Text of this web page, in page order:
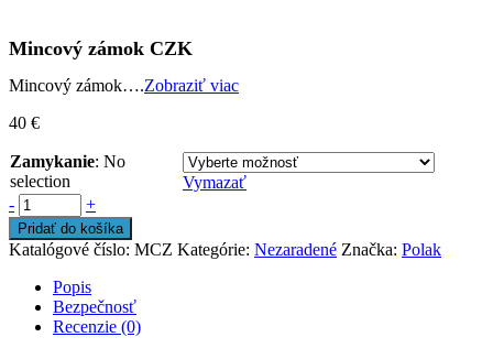
Mincový zámok CZK
Mincový zámok….Zobraziť viac
40 €
Zamykanie: No
selection
Vymazať
-
+
Pridať do košíka
Katalógové číslo: MCZ Kategórie: Nezaradené Značka: Polak
Popis
Bezpečnosť
Recenzie (0)